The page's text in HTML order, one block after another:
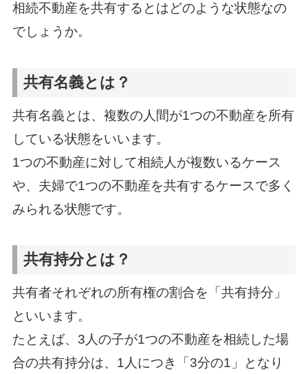
相続不動産を共有するとはどのような状態なの
でしょうか。
共有名義とは？
共有名義とは、複数の人間が1つの不動産を所有
している状態をいいます。
1つの不動産に対して相続人が複数いるケース
や、夫婦で1つの不動産を共有するケースで多く
みられる状態です。
共有持分とは？
共有者それぞれの所有権の割合を「共有持分」
といいます。
たとえば、3人の子が1つの不動産を相続した場
合の共有持分は、1人につき「3分の1」となり